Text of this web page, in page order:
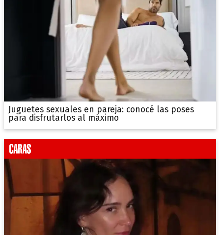
Juguetes sexuales en pareja: conocé las poses
para disfrutarlos al máximo